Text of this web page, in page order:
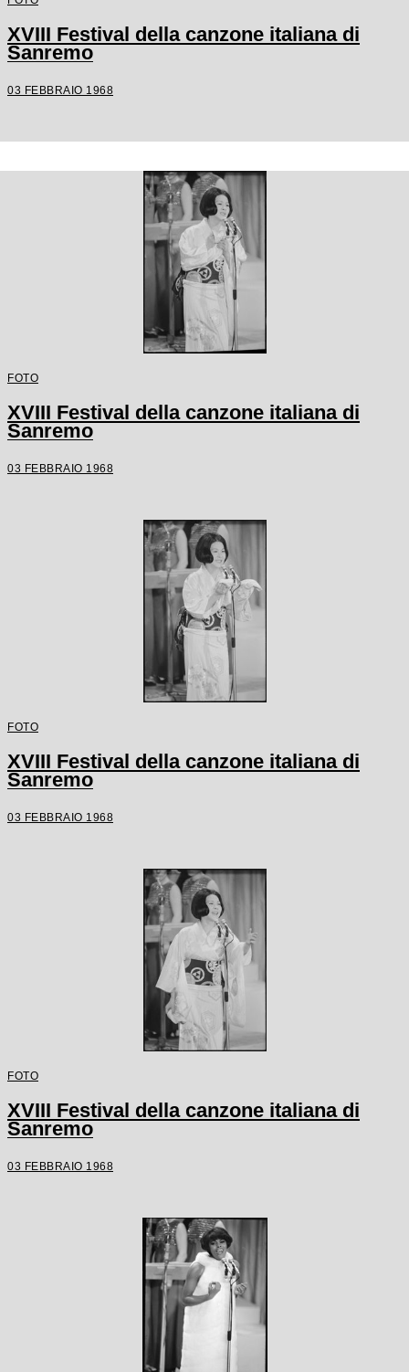
XVIII Festival della canzone italiana di
Sanremo
03 FEBBRAIO 1968
FOTO
XVIII Festival della canzone italiana di
Sanremo
03 FEBBRAIO 1968
FOTO
XVIII Festival della canzone italiana di
Sanremo
03 FEBBRAIO 1968
FOTO
XVIII Festival della canzone italiana di
Sanremo
03 FEBBRAIO 1968